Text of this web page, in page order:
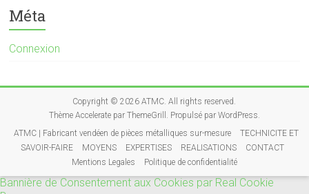
Méta
Connexion
Copyright © 2026ATMC. All rights reserved.
Thème Acceleratepar ThemeGrill. Propulsé par WordPress.
ATMC | Fabricant vendéen de pièces métalliques sur-mesure
TECHNICITE ET
SAVOIR-FAIRE
MOYENS EXPERTISES REALISATIONS
CONTACT
Mentions Legales
Politique de confidentialité
Bannière de Consentement aux Cookies par Real Cookie